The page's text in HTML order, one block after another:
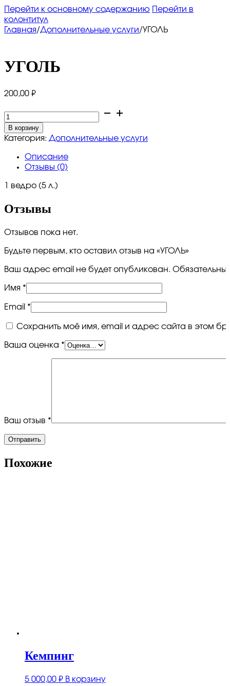
Перейти к основному содержанию Перейти в
колонтитул
Главная/Дополнительные услуги/УГОЛЬ
УГОЛЬ
200,00 ₽
Количество
товара
УГОЛЬ
В корзину
Категория: Дополнительные услуги
Описание
Отзывы (0)
1 ведро (5 л.)
Отзывы
Отзывов пока нет.
Будьте первым, кто оставил отзыв на «УГОЛЬ»
Ваш адрес email не будет опубликован.
Имя *
Email *
Сохранить моё имя, email и адрес сайта в этом
Ваша оценка *
Ваш отзыв *
Похожие
Кемпинг
5 000,00 ₽ В корзину